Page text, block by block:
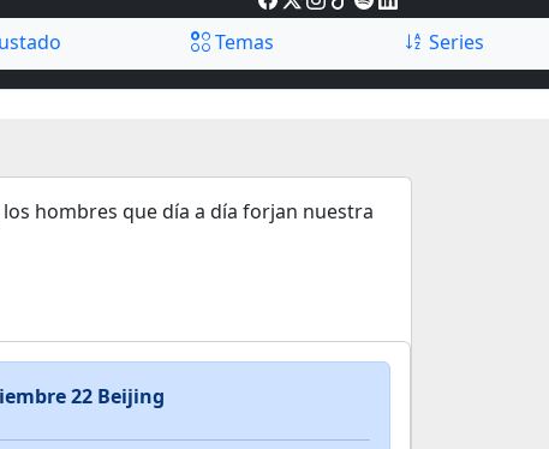
Temas Series
hombres que día a día forjan nuestra
22 Beijing